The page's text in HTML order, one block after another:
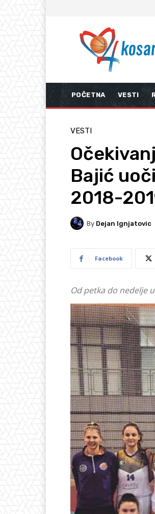
POČETNA VESTI
VESTI
Bajić
2018-
By Dejan Ignjatovic
Facebook
Od petka do nedelje